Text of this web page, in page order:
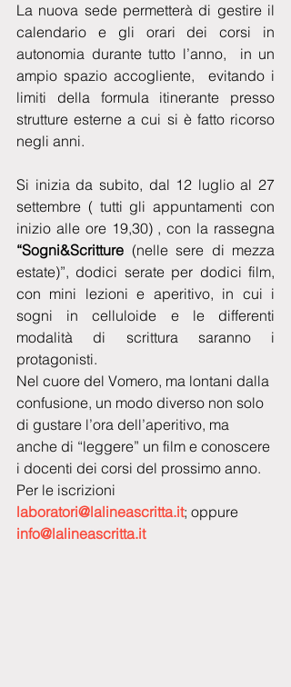
La nuova sede permetterà di gestire il
calendario e gli orari dei corsi in
autonomia durante tutto l’anno,  in un
ampio spazio accogliente,  evitando i
limiti della formula itinerante presso
strutture esterne a cui si è fatto ricorso
negli anni.
Si inizia da subito, dal 12 luglio al 27
settembre ( tutti gli appuntamenti con
“Sogni&Scritture (nelle sere di mezza
estate)”, dodici serate per dodici film,
con mini lezioni e aperitivo, in cui i
sogni in celluloide e le differenti
modalità di scrittura saranno i
protagonisti.
Nel cuore del Vomero, ma lontani dalla
confusione, un modo diverso non solo
di gustare l’ora dell’aperitivo, ma
anche di “leggere” un film e conoscere
i docenti dei corsi del prossimo anno.
Per le iscrizioni
laboratori@lalineascritta.it; oppure
info@lalineascritta.it